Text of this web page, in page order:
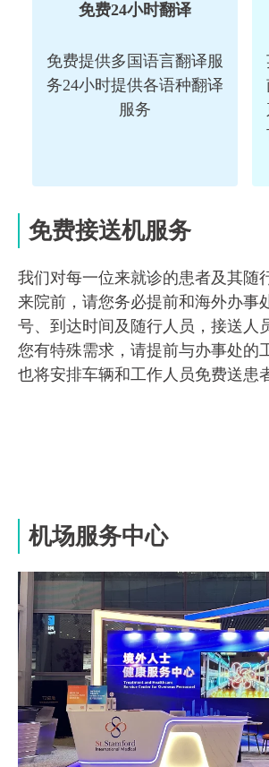
免费24小时翻译
免费提供多国语言翻译服
务24小时提供各语种翻译
服务
免费接送机服务
我们对每一位来就诊的患者及其随
来院前，请您务必提前和海外办事
号、到达时间及随行人员，接送人
您有特殊需求，请提前与办事处的
也将安排车辆和工作人员免费送患
机场服务中心